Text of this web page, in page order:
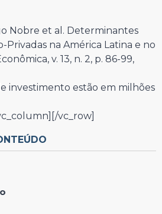
Nobre et al. Determinantes
Privadas na América Latina e no
v. 13, n. 2, p. 86-99,
investimento estão em milhões
vc_row]